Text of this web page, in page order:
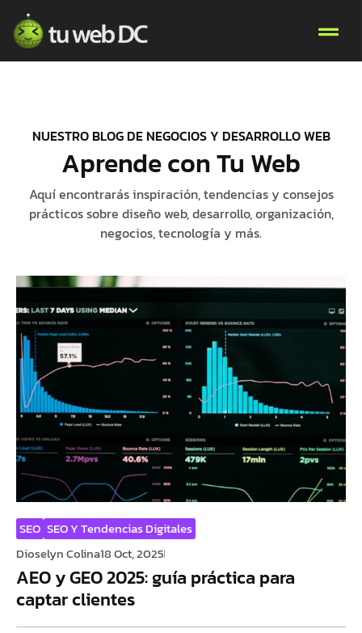
NUESTRO BLOG DE NEGOCIOS Y DESARROLLO WEB
Aprende con Tu Web
Aquí encontrarás inspiración, tendencias y consejos
prácticos sobre diseño web, desarrollo, organización,
negocios, tecnología y más.
SEO SEO Y Tendencias Digitales
Dioselyn Colina18 Oct, 2025
AEO y GEO 2025: guía práctica para
captar clientes